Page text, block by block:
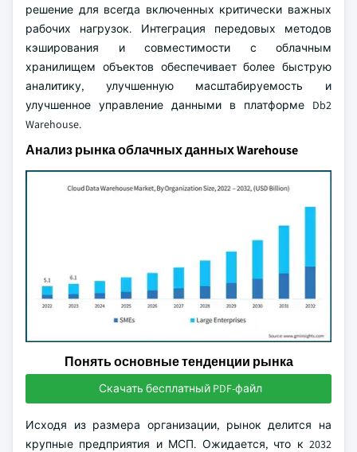
решение для всегда включенных критически важных
рабочих нагрузок. Интеграция передовых методов
кэширования и совместимости с облачным
хранилищем объектов обеспечивает более быструю
аналитику, улучшенную масштабируемость и
улучшенное управление данными в платформе Db2
Warehouse.
Анализ рынка облачных данных Warehouse
Понять основные тенденции рынка
Скачать бесплатный PDF-файл
Исходя из размера организации, рынок делится на
крупные предприятия и МСП. Ожидается, что к 2032